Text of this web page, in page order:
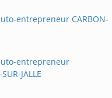
entrepreneur CARBON-
entrepreneur
JALLE